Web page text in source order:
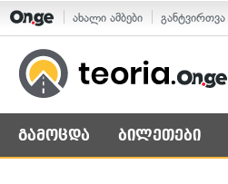
ახალი ამბები განტვირთვა
გამოცდა ბილეთები